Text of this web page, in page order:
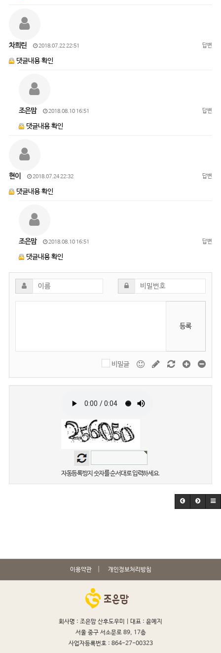
차희린 2018.07.22 22:51 답변
댓글내용 확인
조은맘 2018.08.10 16:51 답변
댓글내용 확인
현이 2018.07.24 22:32 답변
댓글내용 확인
조은맘 2018.08.10 16:51 답변
댓글내용 확인
등록
비밀글
자동등록방지 숫자를 순서대로 입력하세요.
이용약관 개인정보처리방침
회사명 : 조은맘 산후도우미 | 대표 : 윤예지
서울 중구 서소문로 89, 17층
사업자등록번호 : 864-27-00323